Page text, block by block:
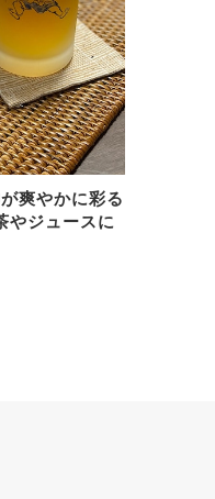
爽やかに彩る
やジュースに